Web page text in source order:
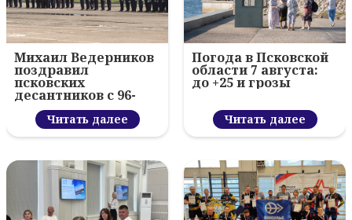
Михаил Ведерников
поздравил
псковских
десантников с 96-
летием ВДВ и
вручил награды
Читать далее
Погода в Псковской
области 7 августа:
до +25 и грозы
Читать далее